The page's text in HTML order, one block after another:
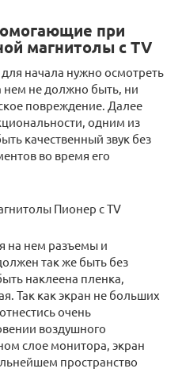
при
магнитолы с TV
начала нужно осмотреть
нем не должно быть, ни
повреждение. Далее
одним из
качественный звук без
во время его
Пионер с ТV
на нем разъемы и
так же быть без
наклеена пленка,
Так как экран не больших
очень
воздушного
слое монитора, экран
пространство